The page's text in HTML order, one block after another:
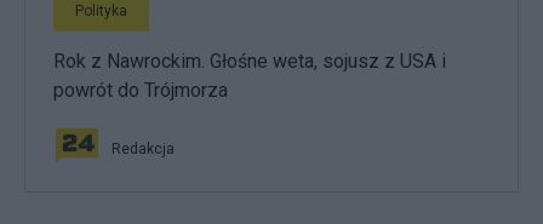
Polityka
Rok z Nawrockim. Głośne weta, sojusz z USA i
powrót do Trójmorza
Redakcja